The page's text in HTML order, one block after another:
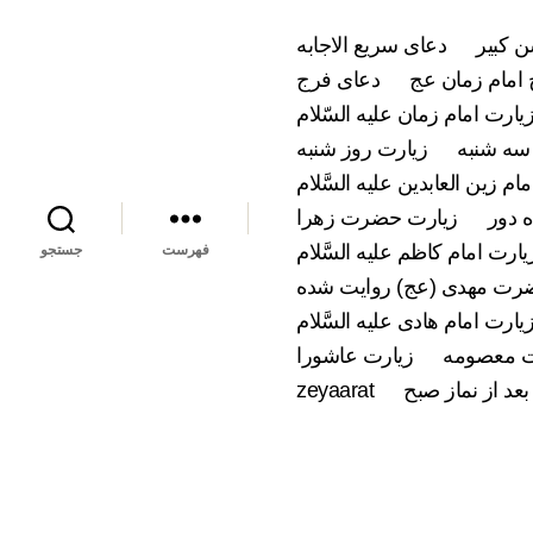
کبیر
دعای سریع الاجابه
امام زمان عج
دعای فرج
امام زمان علیه السّلام
سه شنبه
زیارت روز شنبه
زین العابدین علیه السَّلام
دور
زیارت حضرت زهرا
امام کاظم علیه السَّلام
مهدی (عج) روایت شده
امام هادی علیه السَّلام
معصومه
زیارت عاشورا
از نماز صبح
zeyaarat
فهرست جستجو